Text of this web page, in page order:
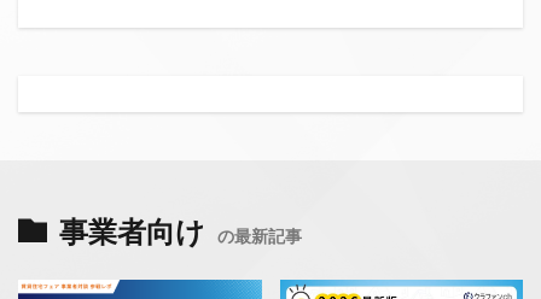
事業者向け の最新記事